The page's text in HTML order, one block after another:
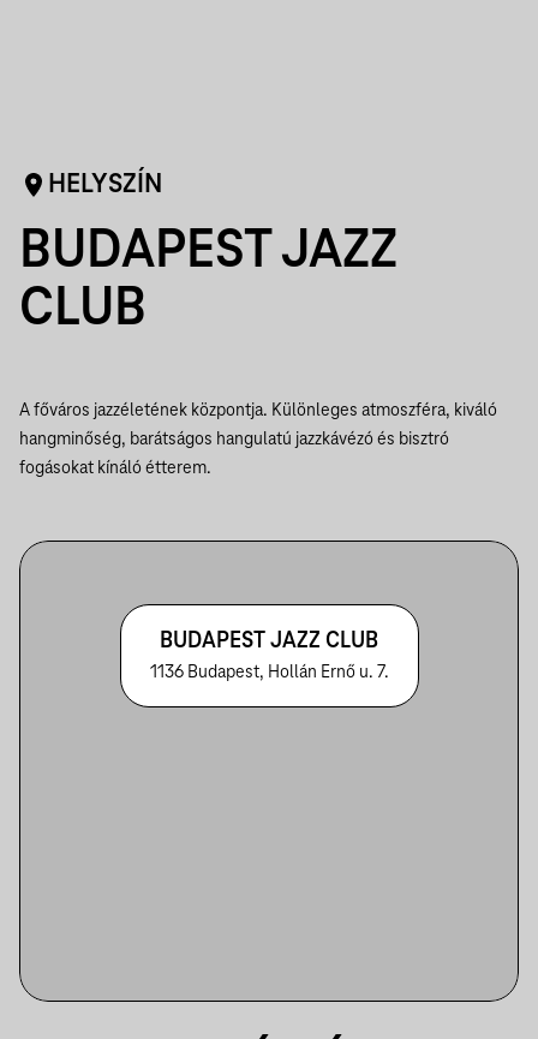
HELYSZÍN
BUDAPEST JAZZ
CLUB
A főváros jazzéletének központja. Különleges atmoszféra, kiváló
hangminőség, barátságos hangulatú jazzkávézó és bisztró
fogásokat kínáló étterem.
BUDAPEST JAZZ CLUB
1136 Budapest, Hollán Ernő u. 7.